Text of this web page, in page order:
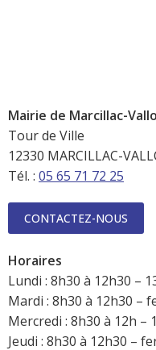
Mairie de Marcillac-
Tour de Ville
12330 MARCILLAC-
Tél. : 05 65 71 72 25
CONTACTEZ-NOUS
Horaires
Lundi : 8h30 à 12h30 –
Mardi : 8h30 à 12h30 –
Mercredi : 8h30 à 12h –
Jeudi : 8h30 à 12h30 –